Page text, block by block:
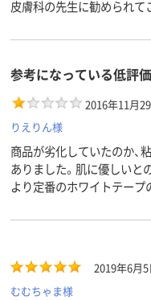
皮膚科の先生に勧められて
参考になっている低評
2016年11月
りえりん様
商品が劣化していたのか、
ありました。肌に優しいと
より定番のホワイトテープ
2019年6月5
むむちゃま様